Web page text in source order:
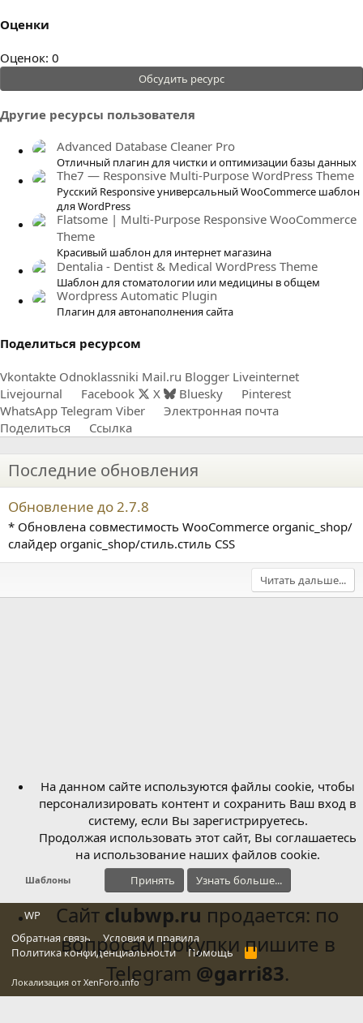
Оценки
0
.
0
0
з
Оценок: 0
Обсудить ресурс
Другие ресурсы пользователя
Advanced Database Cleaner Pro
Отличный плагин для чистки и оптимизации базы данных
The7 — Responsive Multi-Purpose WordPress Theme
Русский Responsive универсальный WooCommerce шаблон
для WordPress
Flatsome | Multi-Purpose Responsive WooCommerce
Theme
Красивый шаблон для интернет магазина
Dentalia - Dentist & Medical WordPress Theme
Шаблон для стоматологии или медицины в общем
Wordpress Automatic Plugin
Плагин для автонаполнения сайта
Поделиться ресурсом
Vkontakte Odnoklassniki Mail.ru Blogger Liveinternet
Livejournal
Facebook X Bluesky
Pinterest
WhatsApp Telegram Viber
Электронная почта
Поделиться
Ссылка
Последние обновления
Обновление до 2.7.8
* Обновлена совместимость WooCommerce organic_shop/
слайдер organic_shop/стиль.стиль CSS
Читать дальше...
Шаблоны
WP
Обратная связь
Условия и правила
Политика конфиденциальности
Помощь
R
S
Локализация от XenForo.Info
На данном сайте используются файлы cookie, чтобы
персонализировать контент и сохранить Ваш вход в
систему, если Вы зарегистрируетесь.
Продолжая использовать этот сайт, Вы соглашаетесь
на использование наших файлов cookie.
Принять Узнать больше...
Сайт clubwp.ru продается: по
вопросам покупки пишите в
Telegram @garri83.